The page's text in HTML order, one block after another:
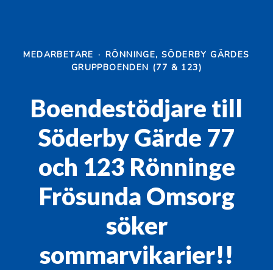
MEDARBETARE · RÖNNINGE, SÖDERBY GÄRDES
GRUPPBOENDEN (77 & 123)
Boendestödjare till
Söderby Gärde 77
och 123 Rönninge
Frösunda Omsorg
söker
sommarvikarier!!